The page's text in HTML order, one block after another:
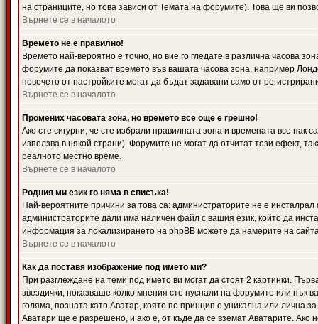
на страниците, но това зависи от Темата на форумите). Това ще ви
Върнете се в началото
Времето не е правилно!
Времето най-вероятно е точно, но вие го гледате в различна часова
форумите да показват времето във вашата часова зона, например
повечето от настройките могат да бъдат задавани само от
Върнете се в началото
Промених часовата зона, но времето все още е грешно!
Ако сте сигурни, че сте избрали правилната зона и времената все
използва в някой страни). Форумите не могат да отчитат този ефект,
реалното местно време.
Върнете се в началото
Родния ми език го няма в списъка!
Най-вероятните причини за това са: администраторите не е
администраторите дали има наличен файл с вашия език, който да
информация за локализирането на phpBB можете да намерите на
Върнете се в началото
Как да поставя изображение под името ми?
При разглеждане на теми под името ви могат да стоят 2 картинки.
звездички, показваше колко мнения сте пуснали на форумите или пък
голяма, позната като Аватар, която по принцип е уникална или лична
Аватари ще е разрешено, и ако е, от къде да се вземат Аватарите.